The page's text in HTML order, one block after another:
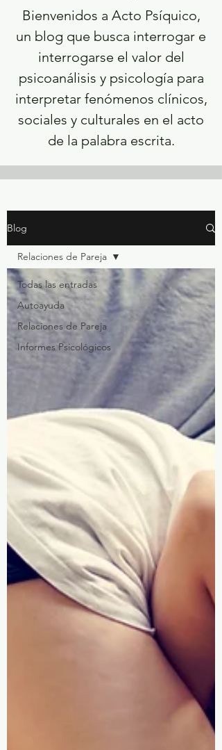
Bienvenidos a Acto Psíquico,
un blog que busca interrogar e
interrogarse el valor del
psicoanálisis y psicología para
interpretar fenómenos clínicos,
sociales y culturales en el acto
de la palabra escrita.
Blog
Todas las entradas
Autoayuda
Relaciones de Pareja
Informes Psicológicos
Relaciones de Pareja